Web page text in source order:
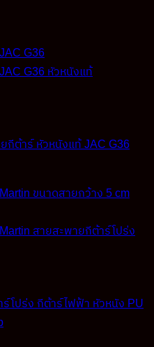
กีต้าร์ หัวหนังแท้ JAC G36
ร์โปร่ง กีต้าร์ไฟฟ้า หัวหนัง PU